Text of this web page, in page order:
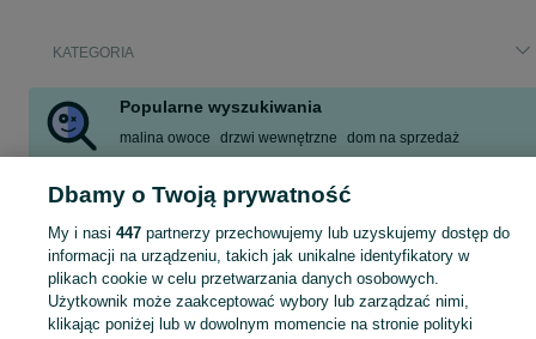
KATEGORIA
Popularne wyszukiwania
malina owoce drzwi wewnętrzne
dom na sprzedaż
niewiadów siedlisko
Zobacz Więcej
Skorzystaj z największego serwisu ogłoszeniowego - Pawłów i okolice! Kupuj to, czego pragniesz i sprzedawaj to, czego już nie potrzebujesz! Zobacz
Dbamy o Twoją prywatność
My i nasi 447partnerzy przechowujemy lub uzyskujemy dostęp do
informacji na urządzeniu, takich jak unikalne identyfikatory w
plikach cookie w celu przetwarzania danych osobowych.
Użytkownik może zaakceptować wybory lub zarządzać nimi,
klikając poniżej lub w dowolnym momencie na stronie polityki